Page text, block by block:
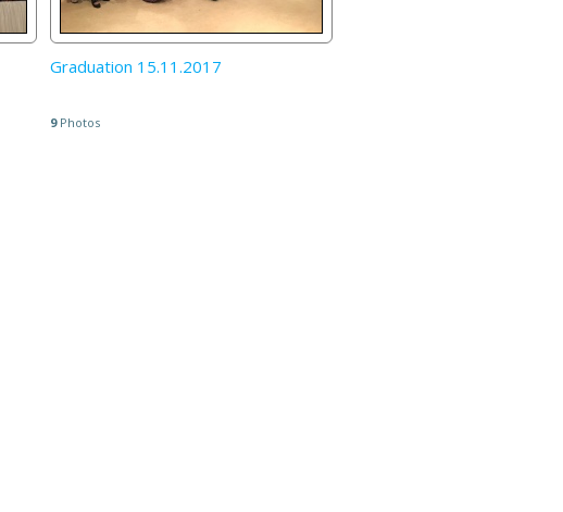
Graduation 15.11.2017
9Photos